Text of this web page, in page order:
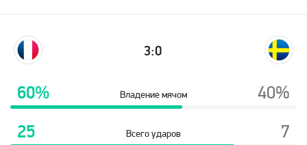
3:0
60% Владение мячом
40%
25
Всего ударов
7